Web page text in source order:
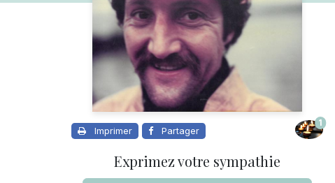
Imprimer Partager
1
Exprimez votre sympathie